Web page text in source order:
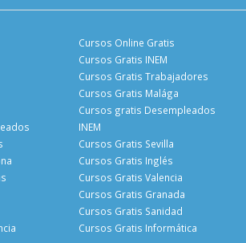
Cursos Online Gratis
Cursos Gratis INEM
Cursos Gratis Trabajadores
Cursos Gratis Malága
Cursos gratis Desempleados
INEM
Cursos Gratis Sevilla
Cursos Gratis Inglés
Cursos Gratis Valencia
Cursos Gratis Granada
Cursos Gratis Sanidad
Cursos Gratis Informática